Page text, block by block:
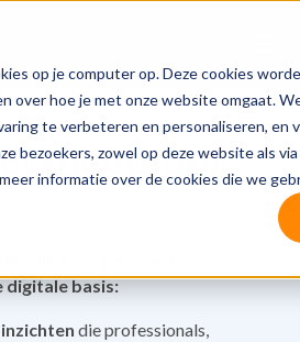
op je computer op. Deze cookies
over hoe je met onze website omgaat.
te verbeteren en personaliseren, en
bezoekers, zowel op deze website als
informatie over de cookies die we
meetbaar
basis:
die professionals,